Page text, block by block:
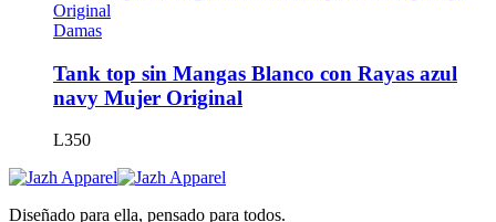
Las
opciones
se
la
página
Damas
Tank top sin Mangas Blanco con Rayas azul
navy Mujer Original
L350
Diseñado para ella, pensado para todos.